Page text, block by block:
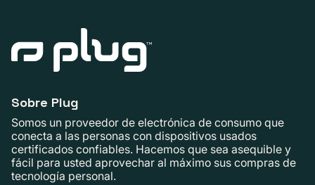
Sobre Plug
Somos un proveedor de electrónica de consumo que
conecta a las personas con dispositivos usados ​​
certificados confiables. Hacemos que sea asequible y
fácil para usted aprovechar al máximo sus compras de
tecnología personal.